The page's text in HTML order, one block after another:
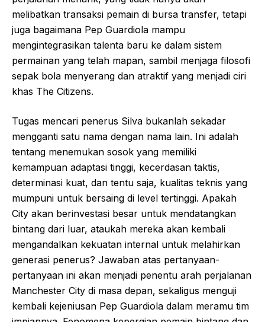
melibatkan transaksi pemain di bursa transfer, tetapi
juga bagaimana Pep Guardiola mampu
mengintegrasikan talenta baru ke dalam sistem
permainan yang telah mapan, sambil menjaga filosofi
sepak bola menyerang dan atraktif yang menjadi ciri
khas The Citizens.
Tugas mencari penerus Silva bukanlah sekadar
mengganti satu nama dengan nama lain. Ini adalah
tentang menemukan sosok yang memiliki
kemampuan adaptasi tinggi, kecerdasan taktis,
determinasi kuat, dan tentu saja, kualitas teknis yang
mumpuni untuk bersaing di level tertinggi. Apakah
City akan berinvestasi besar untuk mendatangkan
bintang dari luar, ataukah mereka akan kembali
mengandalkan kekuatan internal untuk melahirkan
generasi penerus? Jawaban atas pertanyaan-
pertanyaan ini akan menjadi penentu arah perjalanan
Manchester City di masa depan, sekaligus menguji
kembali kejeniusan Pep Guardiola dalam meramu tim